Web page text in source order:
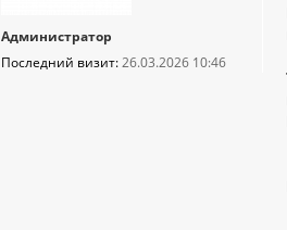
Администратор
Последний визит:26.03.2026 10:46